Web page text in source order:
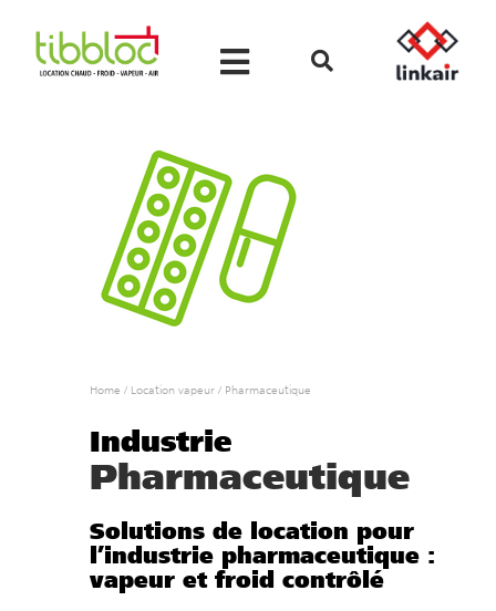
Home / Location vapeur / Pharmaceutique
Industrie
Pharmaceutique
Solutions de location pour
l’industrie pharmaceutique :
vapeur et froid contrôlé